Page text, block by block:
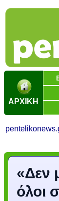
ΑΡΧΙΚΗ
«Δεν
όλοι